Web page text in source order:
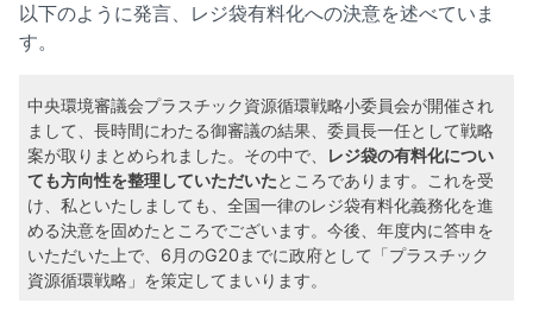
以下のように発言、レジ袋有料化への決意を述べていま
す。
中央環境審議会プラスチック資源循環戦略小委員会が開催され
まして、長時間にわたる御審議の結果、委員長一任として戦略
案が取りまとめられました。その中で、
レジ袋の有料化につい
ても方向性を整理していただいたところであります。これを受
け、私といたしましても、全国一律のレジ袋有料化義務化を進
める決意を固めたところでございます。今後、年度内に答申を
いただいた上で、6月のG20までに政府として「プラスチック
資源循環戦略」を策定してまいります。